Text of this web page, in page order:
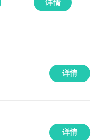
！
办法在精品聚焦中
脑上，然后打开猩猩
以实现在电脑上玩
详情
详情
详情